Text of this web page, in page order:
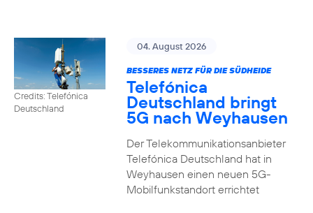
Credits: Telefónica
Deutschland
04. August 2026
BESSERES NETZ FÜR DIE SÜDHEIDE
Telefónica
Deutschland bringt
5G nach Weyhausen
Der Telekommunikationsanbieter
Telefónica Deutschland hat in
Weyhausen einen neuen 5G-
Mobilfunkstandort errichtet